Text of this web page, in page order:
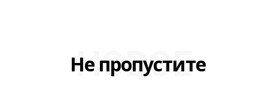
Не пропустите
НОВОЕ